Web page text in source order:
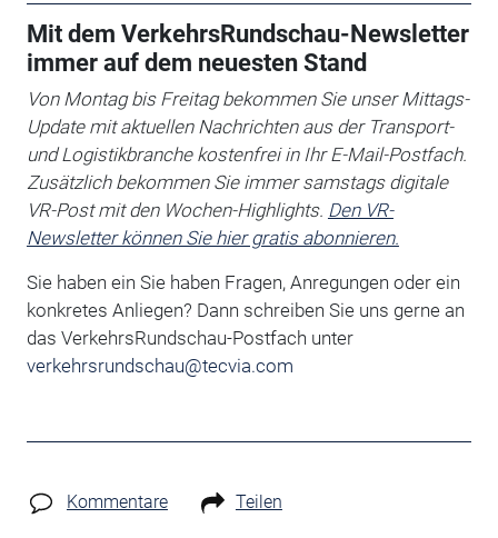
Mit dem VerkehrsRundschau-Newsletter
immer auf dem neuesten Stand
Von Montag bis Freitag bekommen Sie unser Mittags-
Update mit aktuellen Nachrichten aus der Transport-
und Logistikbranche kostenfrei in Ihr E-Mail-Postfach.
Zusätzlich bekommen Sie immer samstags digitale
VR-Post mit den Wochen-Highlights. Den VR-
Newsletter können Sie hier gratis abonnieren.
Sie haben ein Sie haben Fragen, Anregungen oder ein
konkretes Anliegen? Dann schreiben Sie uns gerne an
das VerkehrsRundschau-Postfach unter
verkehrsrundschau@tecvia.com
Kommentare Teilen